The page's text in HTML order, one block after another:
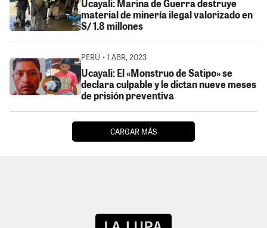
Ucayali: Marina de Guerra destruye
material de minería ilegal valorizado en
S/ 1.8 millones
PERÚ • 1 ABR, 2023
Ucayali: El «Monstruo de Satipo» se
declara culpable y le dictan nueve meses
de prisión preventiva
CARGAR MÁS